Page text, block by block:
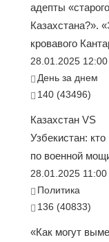
адепты
Казахстана?».
кровавого
28.01.2025 12:00
День за днем
140 (43496)
Казахстан VS
Узбекистан: кто
по военной
28.01.2025 11:00
Политика
136 (40833)
«Как могут